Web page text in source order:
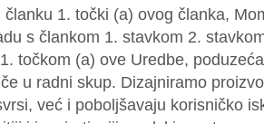
1. točki (a) ovog članka,
s člankom 1. stavkom 2.
točkom (a) ove Uredbe,
u radni skup. Dizajniramo
već i poboljšavaju korisničko